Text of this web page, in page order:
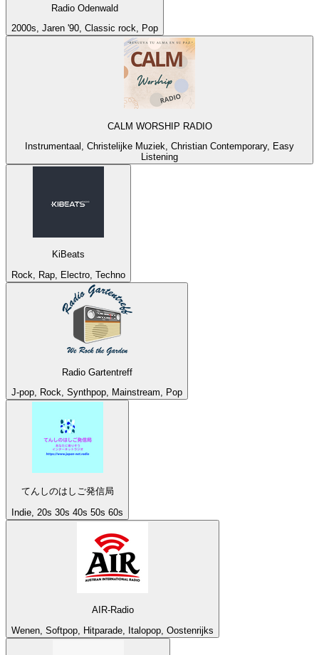
Radio Odenwald
2000s, Jaren '90, Classic rock, Pop
CALM WORSHIP RADIO
Instrumentaal, Christelijke Muziek, Christian Contemporary, Easy
Listening
KiBeats
Rock, Rap, Electro, Techno
Radio Gartentreff
J-pop, Rock, Synthpop, Mainstream, Pop
てんしのはしご発信局
Indie, 20s 30s 40s 50s 60s
AIR-Radio
Wenen, Softpop, Hitparade, Italopop, Oostenrijks